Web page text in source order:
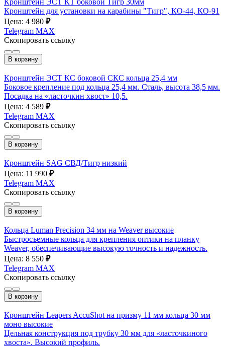
Кронштейн для установки на карабины "Тигр", КО-44, КО-91
Цена: 4 980 ₽
Telegram MAX
Скопировать ссылку
В корзину
Кронштейн ЭСТ КС боковой СКС кольца 25,4 мм
Боковое крепление под кольца 25,4 мм. Сталь, высота 38,5 мм.
Посадка на «ласточкин хвост» 10,5.
Цена: 4 589 ₽
Telegram MAX
Скопировать ссылку
В корзину
Кронштейн SAG СВД/Тигр низкий
Цена: 11 990 ₽
Telegram MAX
Скопировать ссылку
В корзину
Кольца Luman Precision 34 мм на Weaver высокие
Быстросъемные кольца для крепления оптики на планку
Weaver, обеспечивающие высокую точность и надежность.
Цена: 8 550 ₽
Telegram MAX
Скопировать ссылку
В корзину
Кронштейн Leapers AccuShot на призму 11 мм кольца 30 мм
моно высокие
Цельная конструкция под трубку 30 мм для «ласточкиного
хвоста». Высокий профиль.